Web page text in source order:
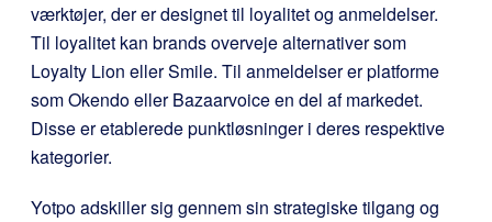
værktøjer, der er designet til loyalitet og anmeldelser.
Til loyalitet kan brands overveje alternativer som
Loyalty Lion eller Smile. Til anmeldelser er platforme
som Okendo eller Bazaarvoice en del af markedet.
Disse er etablerede punktløsninger i deres respektive
kategorier.
Yotpo adskiller sig gennem sin strategiske tilgang og